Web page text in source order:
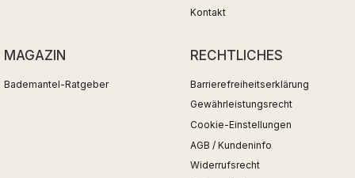
Kontakt
MAGAZIN
Bademantel-Ratgeber
RECHTLICHES
Barrierefreiheitserklärung
Gewährleistungsrecht
Cookie-Einstellungen
AGB / Kundeninfo
Widerrufsrecht